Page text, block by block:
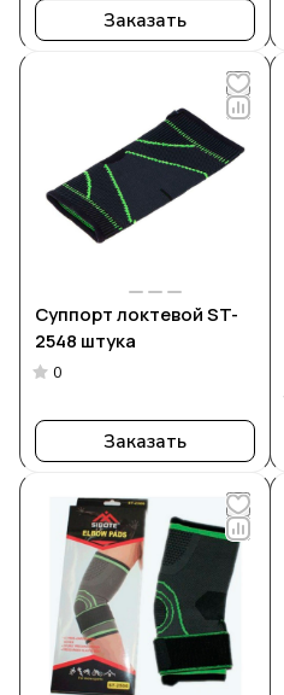
Заказать
Суппорт локтевой ST-
2548 штука
0
Заказать